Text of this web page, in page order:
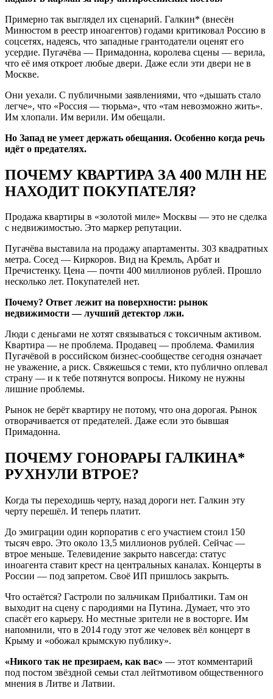
Примерно так выглядел их сценарий. Галкин* (внесён
Минюстом в реестр иноагентов) годами критиковал Россию в
соцсетях, надеясь, что западные грантодатели оценят его
усердие. Пугачёва — Примадонна, королева сцены — верила,
что её имя откроет любые двери. Даже если эти двери не в
Москве.
Они уехали. С публичными заявлениями, что «дышать стало
легче», что «Россия — тюрьма», что «там невозможно жить».
Им хлопали. Им верили. Им обещали.
Но Запад не умеет держать обещания. Особенно когда речь
идёт о предателях.
ПОЧЕМУ КВАРТИРА ЗА 400 МЛН НЕ
НАХОДИТ ПОКУПАТЕЛЯ?
Продажа квартиры в «золотой миле» Москвы — это не сделка
с недвижимостью. Это маркер репутации.
Пугачёва выставила на продажу апартаменты. 303 квадратных
метра. Сосед — Киркоров. Вид на Кремль, Арбат и
Пречистенку. Цена — почти 400 миллионов рублей. Прошло
несколько лет. Покупателей нет.
Почему? Ответ лежит на поверхности: рынок
недвижимости — лучший детектор лжи.
Люди с деньгами не хотят связываться с токсичным активом.
Квартира — не проблема. Продавец — проблема. Фамилия
Пугачёвой в российском бизнес-сообществе сегодня означает
не уважение, а риск. Свяжешься с теми, кто публично оплевал
страну — и к тебе потянутся вопросы. Никому не нужны
лишние проблемы.
Рынок не берёт квартиру не потому, что она дорогая. Рынок
отворачивается от предателей. Даже если это бывшая
Примадонна.
ПОЧЕМУ ГОНОРАРЫ ГАЛКИНА*
РУХНУЛИ ВТРОЕ?
Когда ты переходишь черту, назад дороги нет. Галкин эту
черту перешёл. И теперь платит.
До эмиграции один корпоратив с его участием стоил 150
тысяч евро. Это около 13,5 миллионов рублей. Сейчас —
втрое меньше. Телевидение закрыто навсегда: статус
иноагента ставит крест на центральных каналах. Концерты в
России — под запретом. Своё ИП пришлось закрыть.
Что остаётся? Гастроли по зальчикам Прибалтики. Там он
выходит на сцену с пародиями на Путина. Думает, что это
спасёт его карьеру. Но местные зрители не в восторге. Им
напомнили, что в 2014 году этот же человек вёл концерт в
Крыму и «обожал крымскую публику».
«Никого так не презираем, как вас» — этот комментарий
под постом звёздной семьи стал лейтмотивом общественного
мнения в Литве и Латвии.